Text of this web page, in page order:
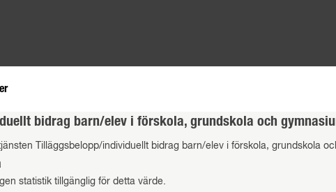
bidrag barn/elev i förskola, grundskola och
Tilläggsbelopp/individuellt bidrag barn/elev i förskola, grundskola
statistik tillgänglig för detta värde.